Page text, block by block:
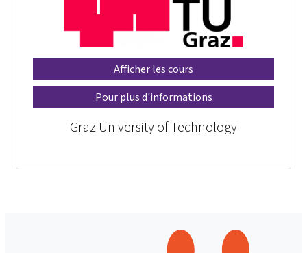
Afficher les cours
Pour plus d'informations
Graz University of Technology